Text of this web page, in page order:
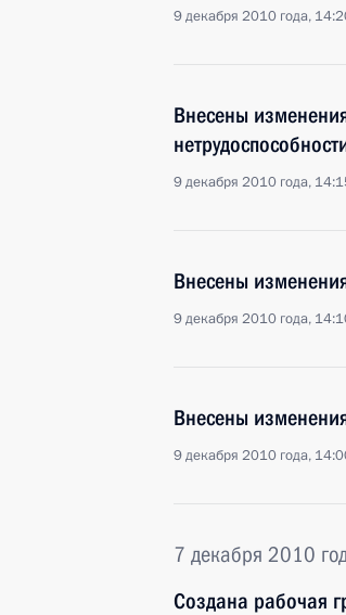
9 декабря 2010 года,
Внесены
9 декабря 2010 года,
Внесены
9 декабря 2010 года,
Внесены
9 декабря 2010 года,
7 декабря 2010
Создана рабочая